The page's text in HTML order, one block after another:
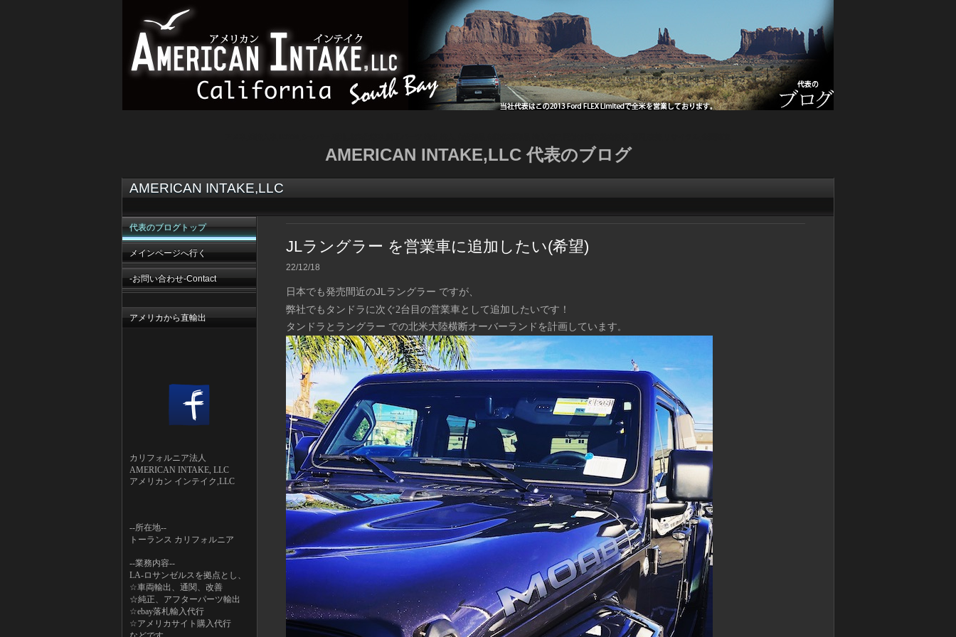
AMERICAN INTAKE,LLC 代表のブログ
AMERICAN INTAKE,LLC
代表のブログトップ
メインページへ行く
-お問い合わせ-Contact
アメリカから直輸出
カリフォルニア法人
AMERICAN INTAKE, LLC
アメリカン インテイク,LLC
--所在地--
トーランス カリフォルニア
--業務内容--
LA-ロサンゼルスを拠点とし、
☆車両輸出、通関、改善
☆純正、アフターパーツ輸出
☆ebay落札輸入代行
☆アメリカサイト購入代行
JLラングラー を営業車に追加したい(希望)
22/12/18
日本でも発売間近のJL ラングラー ですが、
弊社でもタンドラに次ぐ2台目の営業車として追加したいです！
タンドラとラングラー での北米大陸横断オーバーランドを計画しています。